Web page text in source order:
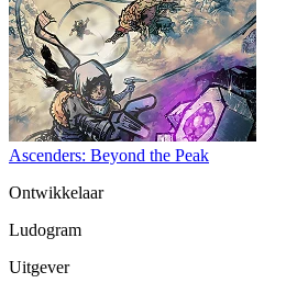
Ascenders: Beyond the Peak
Ontwikkelaar
Ludogram
Uitgever